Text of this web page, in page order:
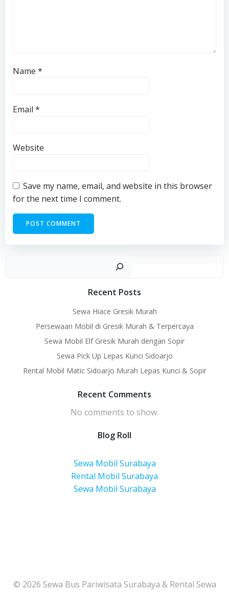
Name *
Email *
Website
Save my name, email, and website in this browser
for the next time I comment.
Recent Posts
Sewa Hiace Gresik Murah
Persewaan Mobil di Gresik Murah & Terpercaya
Sewa Mobil Elf Gresik Murah dengan Sopir
Sewa Pick Up Lepas Kunci Sidoarjo
Rental Mobil Matic Sidoarjo Murah Lepas Kunci & Sopir
Recent Comments
No comments to show.
Blog Roll
Sewa Mobil Surabaya
Rental Mobil Surabaya
Sewa Mobil Surabaya
© 2026 Sewa Bus Pariwisata Surabaya & Rental Sewa